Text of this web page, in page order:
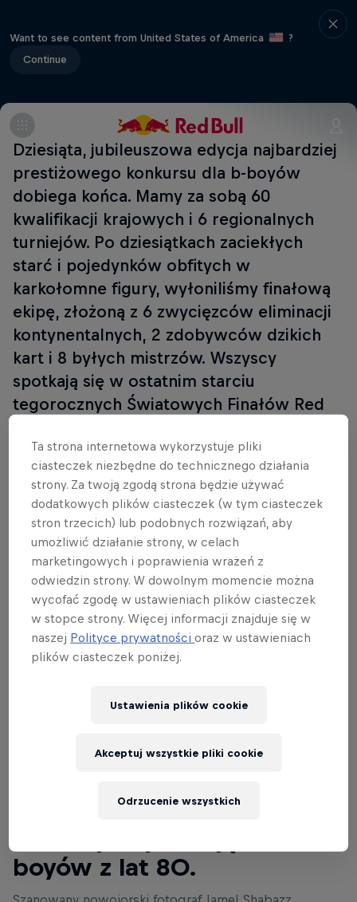
Want to see content from United States of America
?
Continue
Dziesiąta, jubileuszowa edycja najbardziej
prestiżowego konkursu dla b-boyów
dobiega końca. Mamy za sobą 60
kwalifikacji krajowych i 6 regionalnych
turniejów. Po dziesiątkach zaciekłych
starć i pojedynków obfitych w
karkołomne figury, wyłoniliśmy finałową
ekipę, złożoną z 6 zwycięzców eliminacji
kontynentalnych, 2 zdobywców dzikich
kart i 8 byłych mistrzów. Wszyscy
spotkają się w ostatnim starciu
tegorocznych Światowych Finałów Red
Południowej. Spośród nich, tylko jeden
ma szansę zostać królem
breakdance.Rywalizację będzie można
śledzić na żywo na redbull.com.
boyów z lat 80.
Ta strona internetowa wykorzystuje pliki
ciasteczek niezbędne do technicznego działania
strony. Za twoją zgodą strona będzie używać
dodatkowych plików ciasteczek (w tym ciasteczek
stron trzecich) lub podobnych rozwiązań, aby
umożliwić działanie strony, w celach
marketingowych i poprawienia wrażeń z
odwiedzin strony. W dowolnym momencie można
wycofać zgodę w ustawieniach plików ciasteczek
w stopce strony. Więcej informacji znajduje się w
naszej Polityce prywatnościoraz w ustawieniach
plików ciasteczek poniżej.
Ustawienia plików cookie
Odrzucenie wszystkich
Akceptuj wszystkie pliki cookie